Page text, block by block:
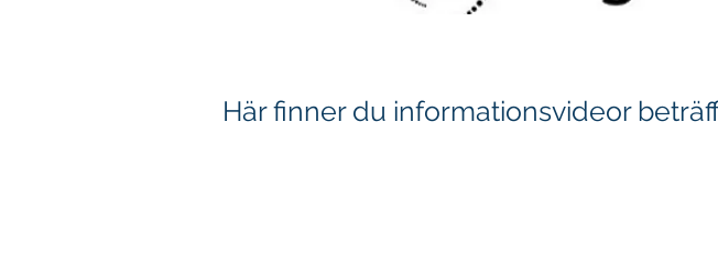
Här finner du informationsvideor